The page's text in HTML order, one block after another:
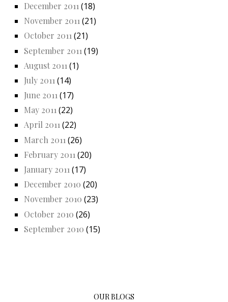
December 2011 (18)
November 2011 (21)
October 2011(21)
September 2011 (19)
August 2011 (1)
July 2011 (14)
June 2011 (17)
May 2011(22)
April 2011(22)
March 2011 (26)
February 2011 (20)
January 2011 (17)
December 2010 (20)
November 2010 (23)
October 2010 (26)
September 2010 (15)
OUR BLOGS